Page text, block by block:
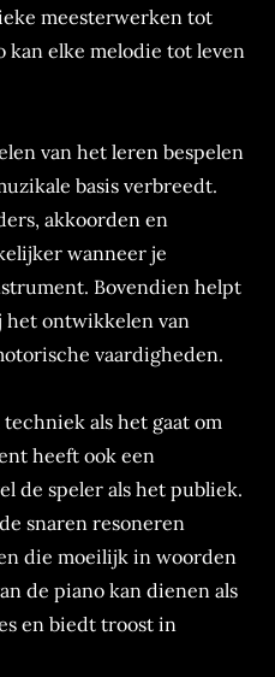
meesterwerken tot
kan elke melodie tot leven
van het leren bespelen
basis verbreedt.
akkoorden en
wanneer je
Bovendien helpt
het ontwikkelen van
vaardigheden.
als het gaat om
heeft ook een
de speler als het publiek.
snaren resoneren
die moeilijk in woorden
de piano kan dienen als
en biedt troost in